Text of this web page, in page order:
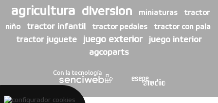
agricultura diversion miniaturas tractor
niño tractor infantil tractor pedales tractor con pala
tractor juguete juego exterior
juego interior
agcoparts